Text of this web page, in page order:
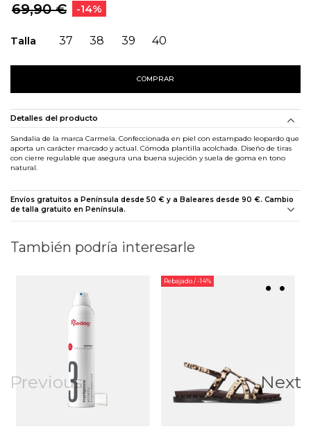
69,90 €
-14%
Talla 37 38 39 40
COMPRAR
Detalles del producto
Sandalia de la marca Carmela. Confeccionada en piel con estampado leopardo que
aporta un carácter marcado y actual. Cómoda plantilla acolchada. Diseño de tiras
con cierre regulable que asegura una buena sujeción y suela de goma en tono
natural.
Envíos gratuitos a Península desde 50 € y a Baleares desde 90 €. Cambio
de talla gratuito en Península.
También podría interesarle
Previous
Rebajado/ -14%
Next